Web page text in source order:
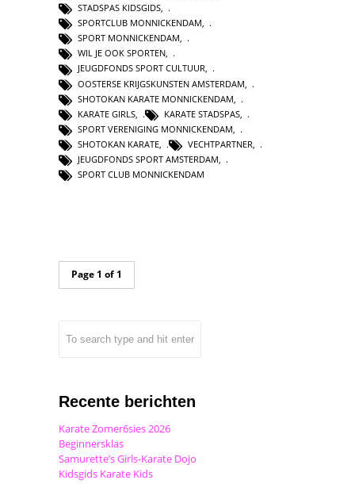
STADSPAS KIDSGIDS,
SPORTCLUB MONNICKENDAM,
SPORT MONNICKENDAM,
WIL JE OOK SPORTEN,
JEUGDFONDS SPORT CULTUUR,
OOSTERSE KRIJGSKUNSTEN AMSTERDAM
SHOTOKAN KARATE MONNICKENDAM
KARATE GIRLS
KARATE STADSPAS
SPORT VERENIGING MONNICKENDAM
SHOTOKAN KARATE
VECHTPARTNER
JEUGDFONDS SPORT AMSTERDAM
SPORT CLUB MONNICKENDAM
Page 1 of 1
Recente berichten
Karate Zomer6sies 2026
Beginnersklas
Samurette’s Girls-Karate Dojo
Kidsgids Karate Kids